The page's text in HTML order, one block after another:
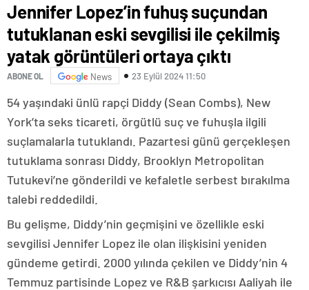
Jennifer Lopez’in fuhuş suçundan
tutuklanan eski sevgilisi ile çekilmiş
yatak görüntüleri ortaya çıktı
ABONE OL News 23 Eylül 2024 11:50
54 yaşındaki ünlü rapçi Diddy (Sean Combs), New
York’ta seks ticareti, örgütlü suç ve fuhuşla ilgili
suçlamalarla tutuklandı. Pazartesi günü gerçekleşen
tutuklama sonrası Diddy, Brooklyn Metropolitan
Tutukevi’ne gönderildi ve kefaletle serbest bırakılma
talebi reddedildi.
Bu gelişme, Diddy’nin geçmişini ve özellikle eski
sevgilisi Jennifer Lopez ile olan ilişkisini yeniden
gündeme getirdi. 2000 yılında çekilen ve Diddy’nin 4
Temmuz partisinde Lopez ve R&B şarkıcısı Aaliyah ile